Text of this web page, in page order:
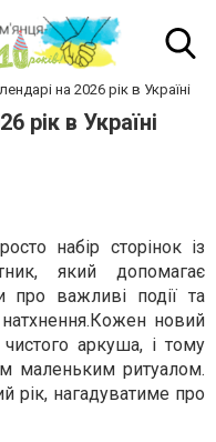
на 2026 рік в Україні
рік в Україні
набір сторінок із
який допомагає
про важливі події та
новий
аркуша, і тому
маленьким ритуалом.
рік, нагадуватиме про